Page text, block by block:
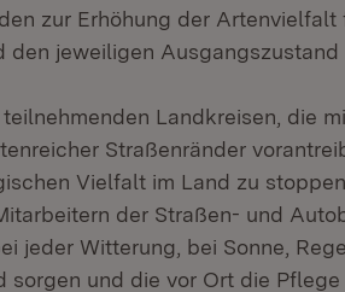
zur Erhöhung der Artenvielfalt
den jeweiligen
Landkreisen, die
Straßenränder
Vielfalt im Land zu
der Straßen- und
jeder Witterung, bei Sonne,
sorgen und die vor Ort die Pflege